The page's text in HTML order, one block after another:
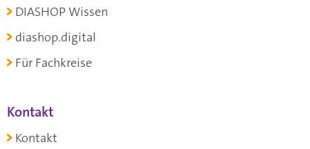
DIASHOP Wissen
diashop.digital
Für Fachkreise
Kontakt
Kontakt